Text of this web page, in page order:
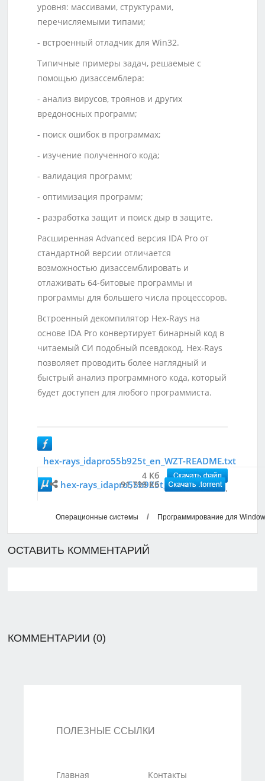
уровня: массивами, структурами,
перечисляемыми типами;
- встроенный отладчик для Win32.
Типичные примеры задач, решаемые с
помощью дизассемблера:
- анализ вирусов, троянов и других
вредоносных программ;
- поиск ошибок в программах;
- изучение полученного кода;
- валидация программ;
- оптимизация программ;
- разработка защит и поиск дыр в защите.
Расширенная Advanced версия IDA Pro от
стандартной версии отличается
возможностью дизассемблировать и
отлаживать 64-битовые программы и
программы для большего числа процессоров.
Встроенный декомпилятор Hex-Rays на
основе IDA Pro конвертирует бинарный код в
читаемый СИ подобный псевдокод. Hex-Rays
позволяет проводить более наглядный и
быстрый анализ программного кода, который
будет доступен для любого программиста.
hex-rays_idapro55b925t_en_WZT-README.txt
4 Кб
hex-rays_idapro55b925t_en.exe
91,799 Кб
Операционные системы / Программирование для
ОСТАВИТЬ КОММЕНТАРИЙ
КОММЕНТАРИИ (0)
ПОЛЕЗНЫЕ ССЫЛКИ
Главная
Контакты